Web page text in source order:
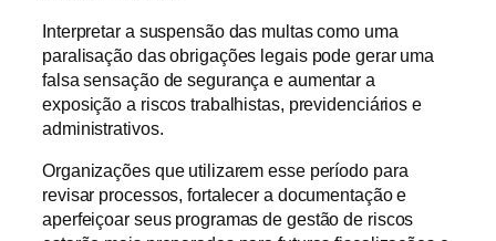
Interpretar a suspensão das multas como uma
paralisação das obrigações legais pode gerar uma
falsa sensação de segurança e aumentar a
exposição a riscos trabalhistas, previdenciários e
administrativos.
Organizações que utilizarem esse período para
revisar processos, fortalecer a documentação e
aperfeiçoar seus programas de gestão de riscos